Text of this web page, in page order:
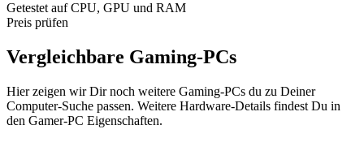
Getestet auf CPU, GPU und RAM
Preis prüfen
Vergleichbare Gaming-PCs
Hier zeigen wir Dir noch weitere Gaming-PCs du zu Deiner
Computer-Suche passen. Weitere Hardware-Details findest Du in
den Gamer-PC Eigenschaften.